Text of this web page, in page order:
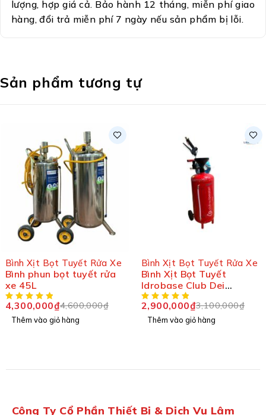
lượng, hợp giá cả. Bảo hành 12 tháng, miễn phí giao
hàng, đổi trả miễn phí 7 ngày nếu sản phẩm bị lỗi.
Sản phẩm tương tự
-7%
Bình Xịt Bọt Tuyết Rửa Xe
Bình phun bọt tuyết rửa
xe 45L
4,600,000₫
4,300,000₫
Thêm vào giỏ hàng
-6%
Bình Xịt Bọt Tuyết Rửa Xe
Bình Xịt Bọt Tuyết
Idrobase Club Dei
Riparatori 25L
3,100,000₫
2,900,000₫
Thêm vào giỏ hàng
Công Ty Cổ Phần Thiết Bị & Dịch Vụ Lâm